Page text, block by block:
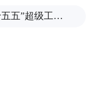
“十五五”超级工程来了，这是国家级押宝